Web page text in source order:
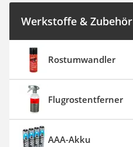
Werkstoffe & Zubehör
Rostumwandler
Flugrostentferner
AAA-Akku